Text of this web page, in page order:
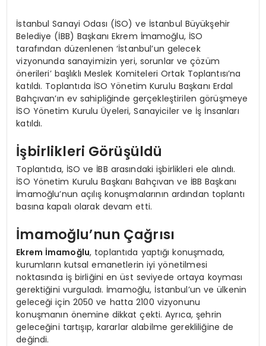
İstanbul Sanayi Odası (İSO) ve İstanbul Büyükşehir
Belediye (İBB) Başkanı Ekrem İmamoğlu, İSO
tarafından düzenlenen ‘İstanbul’un gelecek
vizyonunda sanayimizin yeri, sorunlar ve çözüm
önerileri’ başlıklı Meslek Komiteleri Ortak Toplantısı’na
katıldı. Toplantıda İSO Yönetim Kurulu Başkanı Erdal
Bahçıvan’ın ev sahipliğinde gerçekleştirilen görüşmeye
İSO Yönetim Kurulu Üyeleri, Sanayiciler ve İş İnsanları
katıldı.
İşbirlikleri Görüşüldü
Toplantıda, İSO ve İBB arasındaki işbirlikleri ele alındı.
İSO Yönetim Kurulu Başkanı Bahçıvan ve İBB Başkanı
İmamoğlu’nun açılış konuşmalarının ardından toplantı
basına kapalı olarak devam etti.
İmamoğlu’nun Çağrısı
Ekrem İmamoğlu, toplantıda yaptığı konuşmada,
kurumların kutsal emanetlerin iyi yönetilmesi
noktasında iş birliğini en üst seviyede ortaya koyması
gerektiğini vurguladı. İmamoğlu, İstanbul’un ve ülkenin
geleceği için 2050 ve hatta 2100 vizyonunu
konuşmanın önemine dikkat çekti. Ayrıca, şehrin
geleceğini tartışıp, kararlar alabilme gerekliliğine de
değindi.